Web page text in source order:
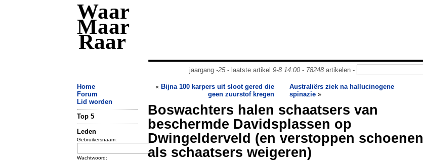
Waar
Maar
Raar
jaargang -25- laatste artikel 9-8 14:00- 78248artikelen -
Home
Forum
Lid worden
Top 5
Leden
Gebruikersnaam:
Wachtwoord:
« Bijna 100 karpers uit sloot gered die
geen zuurstof kregen
Australiërs ziek na hallucinogene
spinazie »
Boswachters halen schaatsers van
beschermde Davidsplassen op
Dwingelderveld (en verstoppen schoenen
als schaatsers weigeren)